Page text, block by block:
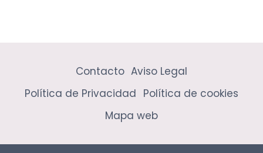
Contacto Aviso Legal
Política de Privacidad Política de cookies
Mapa web